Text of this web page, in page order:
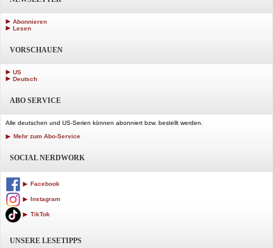
Abonnieren
Lesen
VORSCHAUEN
US
Deutsch
ABO SERVICE
Alle deutschen und US-Serien können abonniert bzw. bestellt werden.
Mehr zum Abo-Service
SOCIAL NERDWORK
Facebook
Instagram
TikTok
UNSERE LESETIPPS